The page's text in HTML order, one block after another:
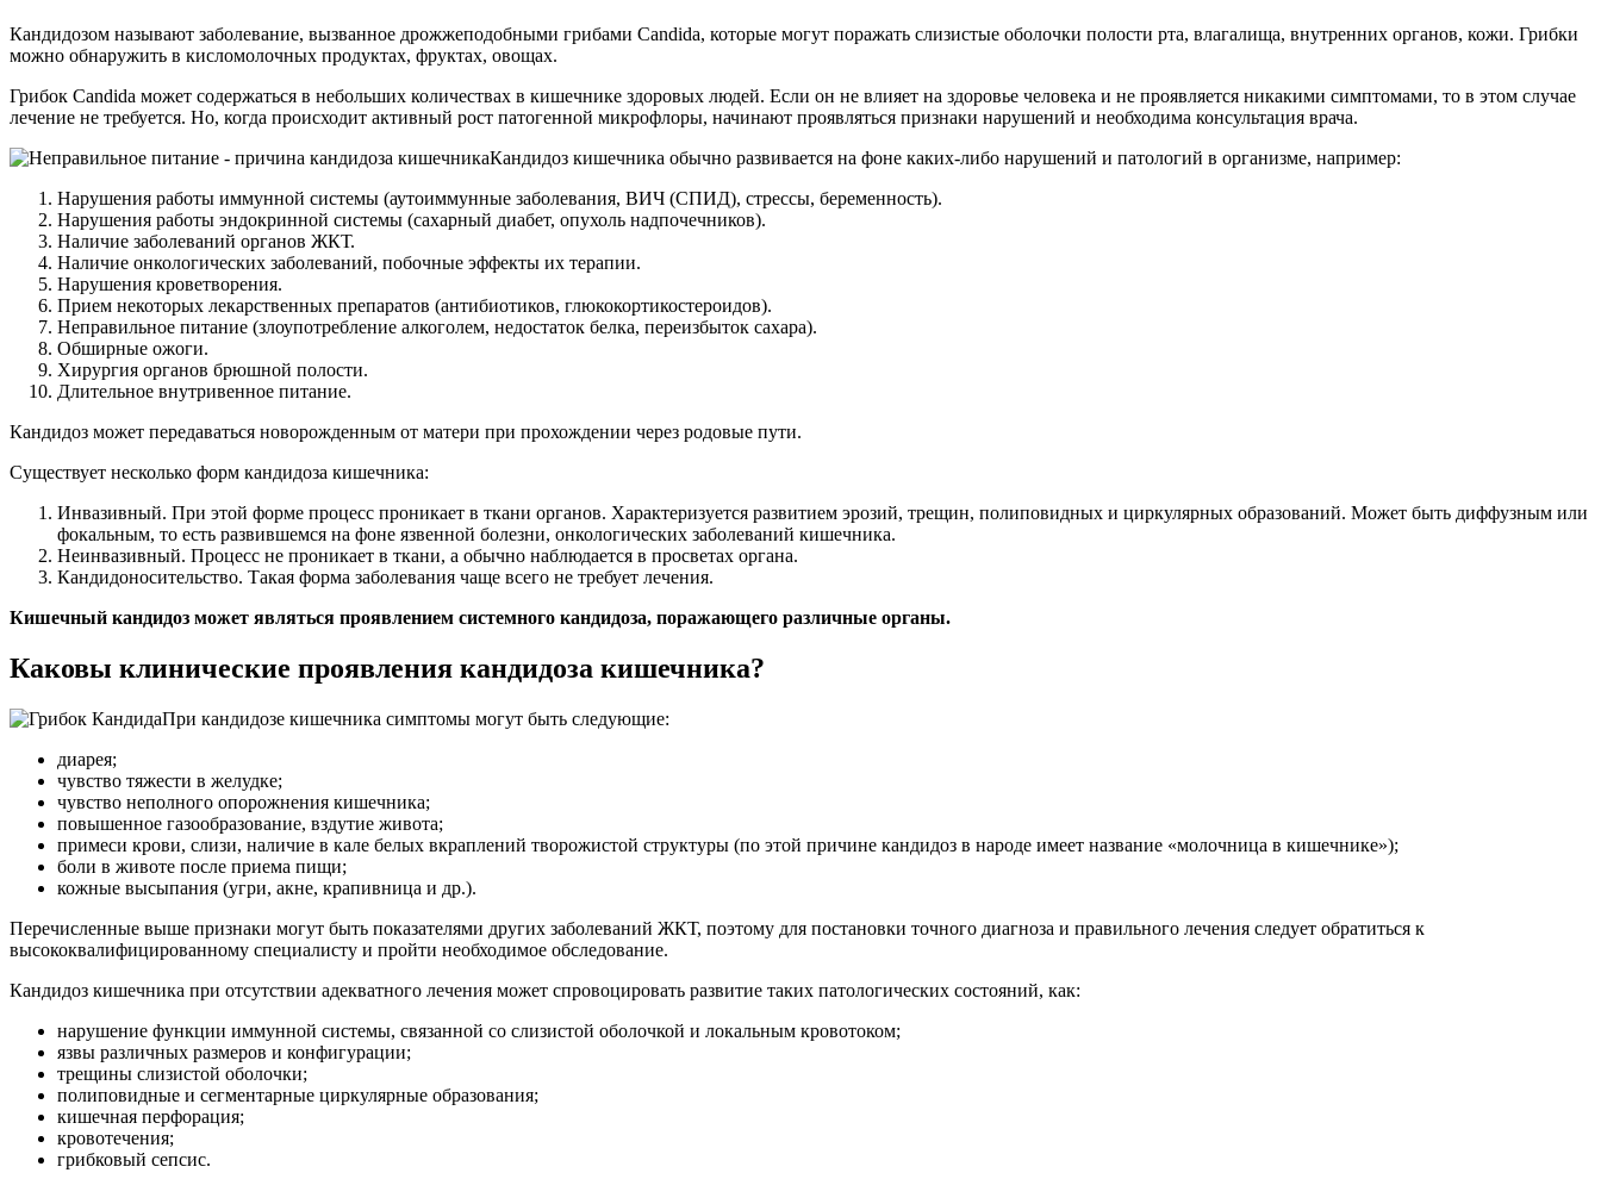
Кандидозом называют заболевание, вызванное дрожжеподобными грибами Candida, которые могут поражать слизистые оболочки полости рта, влагалища, внутренних органов, кожи. Грибки
можно обнаружить в кисломолочных продуктах, фруктах, овощах.
Грибок Candida может содержаться в небольших количествах в кишечнике здоровых людей. Если он не влияет на здоровье человека и не проявляется никакими симптомами, то в этом случае
лечение не требуется. Но, когда происходит активный рост патогенной микрофлоры, начинают проявляться признаки нарушений и необходима консультация врача.
Кандидоз кишечника обычно развивается на фоне каких-либо нарушений и патологий в организме, например:
Нарушения работы иммунной системы (аутоиммунные заболевания, ВИЧ (СПИД), стрессы, беременность).
Нарушения работы эндокринной системы (сахарный диабет, опухоль надпочечников).
Наличие заболеваний органов ЖКТ.
Наличие онкологических заболеваний, побочные эффекты их терапии.
Нарушения кроветворения.
Прием некоторых лекарственных препаратов (антибиотиков, глюкокортикостероидов).
Неправильное питание (злоупотребление алкоголем, недостаток белка, переизбыток сахара).
Обширные ожоги.
Хирургия органов брюшной полости.
Длительное внутривенное питание.
Кандидоз может передаваться новорожденным от матери при прохождении через родовые пути.
Существует несколько форм кандидоза кишечника:
Инвазивный. При этой форме процесс проникает в ткани органов. Характеризуется развитием эрозий, трещин, полиповидных и циркулярных образований. Может быть диффузным или
фокальным, то есть развившемся на фоне язвенной болезни, онкологических заболеваний кишечника.
Неинвазивный. Процесс не проникает в ткани, а обычно наблюдается в просветах органа.
Кандидоносительство. Такая форма заболевания чаще всего не требует лечения.
Кишечный кандидоз может являться проявлением системного кандидоза, поражающего различные органы.
Каковы клинические проявления кандидоза кишечника?
При кандидозе кишечника симптомы могут быть следующие:
диарея;
чувство тяжести в желудке;
чувство неполного опорожнения кишечника;
повышенное газообразование, вздутие живота;
примеси крови, слизи, наличие в кале белых вкраплений творожистой структуры (по этой причине кандидоз в народе имеет название «молочница в кишечнике»);
боли в животе после приема пищи;
кожные высыпания (угри, акне, крапивница и др.).
Перечисленные выше признаки могут быть показателями других заболеваний ЖКТ, поэтому для постановки точного диагноза и правильного лечения следует обратиться к
высококвалифицированному специалисту и пройти необходимое обследование.
Кандидоз кишечника при отсутствии адекватного лечения может спровоцировать развитие таких патологических состояний, как:
нарушение функции иммунной системы, связанной со слизистой оболочкой и локальным кровотоком;
язвы различных размеров и конфигурации;
трещины слизистой оболочки;
полиповидные и сегментарные циркулярные образования;
кишечная перфорация;
кровотечения;
грибковый сепсис.